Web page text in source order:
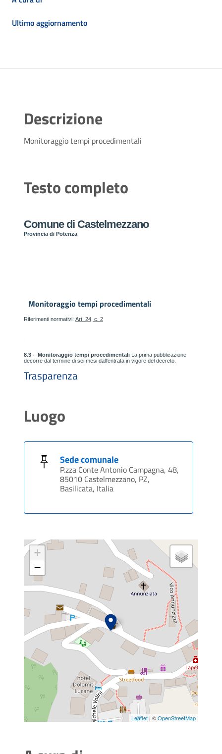
Ultimo aggiornamento
Descrizione
Monitoraggio tempi procedimentali
Testo completo
Comune di Castelmezzano
Provincia di Potenza
Monitoraggio tempi procedimentali
Riferimenti normativi: Art. 24, c. 2
8.3 - Monitoraggio tempi procedimentali La prima pubblicazione
decorre dal termine di sei mesi dall'entrata in vigore del decreto.
Trasparenza
Luogo
Sede comunale
P.zza Conte Antonio Campagna, 48,
85010 Castelmezzano, PZ,
Basilicata, Italia
+
−
Leaflet | ©OpenStreetMap